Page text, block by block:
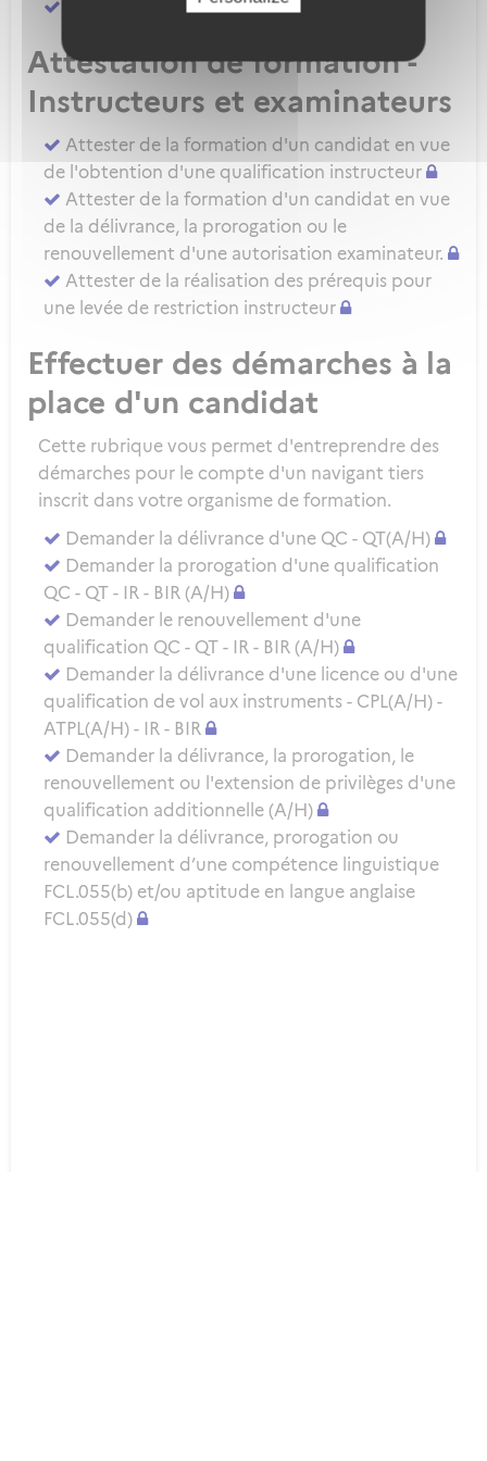
Attester d'une évaluation de niveau IRSE
Attestation de formation -
Instructeurs et examinateurs
Attester de la formation d'un candidat en vue
de l'obtention d'une qualification instructeur
Attester de la formation d'un candidat en vue
de la délivrance, la prorogation ou le
renouvellement d'une autorisation examinateur.
Attester de la réalisation des prérequis pour
une levée de restriction instructeur
Effectuer des démarches à la
place d'un candidat
Cette rubrique vous permet d'entreprendre des
démarches pour le compte d'un navigant tiers
inscrit dans votre organisme de formation.
Demander la délivrance d'une QC - QT(A/H)
Demander la prorogation d'une qualification
QC - QT - IR - BIR (A/H)
Demander le renouvellement d'une
qualification QC - QT - IR - BIR (A/H)
Demander la délivrance d'une licence ou d'une
qualification de vol aux instruments - CPL(A/H) -
ATPL(A/H) - IR - BIR
Demander la délivrance, la prorogation, le
renouvellement ou l'extension de privilèges d'une
qualification additionnelle (A/H)
Demander la délivrance, prorogation ou
renouvellement d’une compétence linguistique
FCL.055(b) et/ou aptitude en langue anglaise
FCL.055(d)